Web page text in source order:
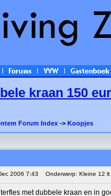
kraan 150
Forum Index -> Koopjes
2006 7:43 Onderwerp: Kleine 12
met dubbele kraan en in